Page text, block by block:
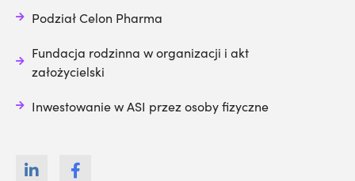
Podział Celon Pharma
Fundacja rodzinna w organizacji i akt
założycielski
Inwestowanie w ASI przez osoby fizyczne